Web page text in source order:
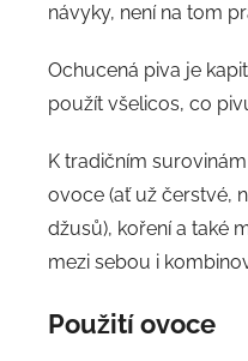
návyky, není na tom
Ochucená piva je
použít všelicos, co
K tradičním
ovoce (ať už čerstvé,
džusů), koření a také
mezi sebou i
Použití ovoce